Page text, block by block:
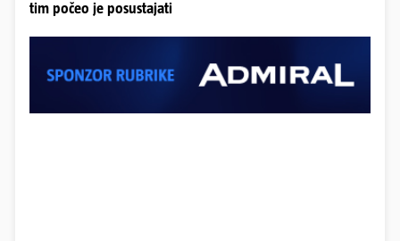
tim počeo je posustajati